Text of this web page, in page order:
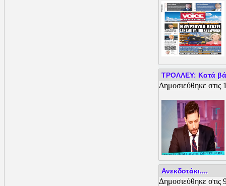
ΤΡΟΛΛΕΥ: Κατά
Δημοσιεύθηκε στις
Ανεκδοτάκι....
Δημοσιεύθηκε στις